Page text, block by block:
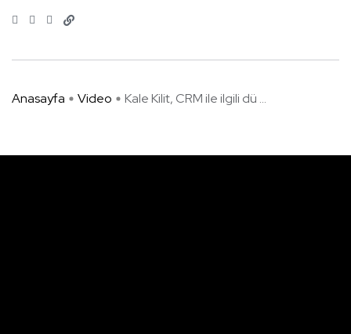
Anasayfa Video Kale Kilit, CRM ile ilgili dü ...